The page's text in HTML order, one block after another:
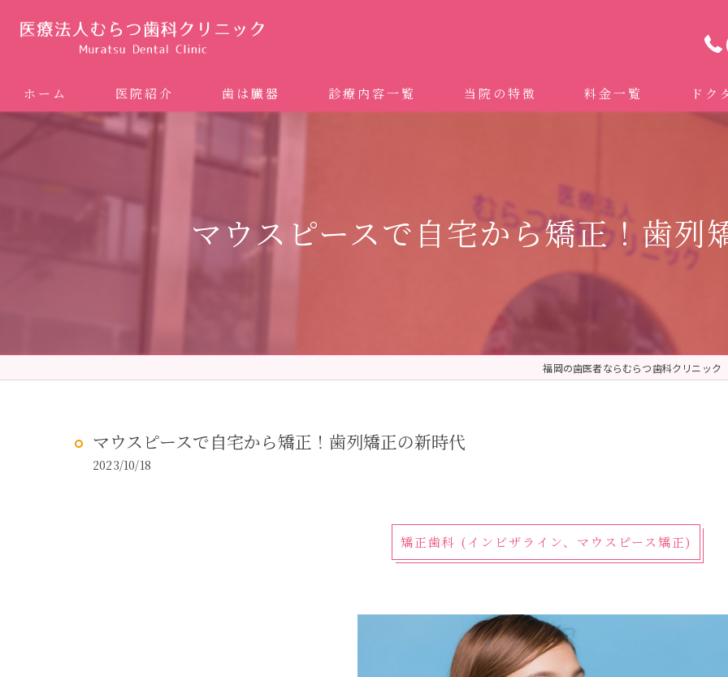
ホーム 医院紹介 歯は臓器 診療内容一覧
矯正歯科 (インビザライン、マウスピース矯正）
ホワイトニング
予防歯科 (メンテナンス)
当院の特徴
ドクターむらつのワンライン歯臓ブラシ
料金一覧 ドク
マウスピースで自宅から矯正！歯列
福岡の歯医者ならむらつ歯科クリニック
マウスピースで自宅から矯正！歯列矯正の新時代
2023/10/18
矯正歯科 (インビザライン、マウスピース矯正)